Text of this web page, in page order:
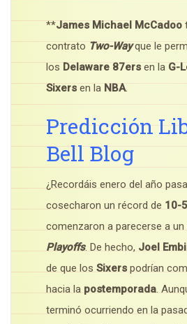
**James Michael McCadoo
contrato Two-Way que le
los Delaware 87ers en la G-
Sixers en la NBA.
Predicción
Bell Blog
¿Recordáis enero del año
cosecharon un récord de 10-5
comenzaron a parecerse a un
Playoffs. De hecho, Joel
de que los Sixers podrían
hacia la postemporada.
terminó ocurriendo en la